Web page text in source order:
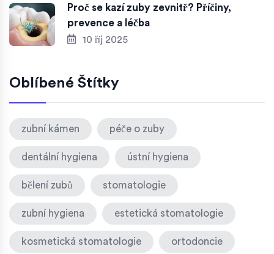
Proč se kazí zuby zevnitř? Příčiny,
prevence a léčba
10 říj 2025
Oblíbené Štítky
zubní kámen péče o zuby
dentální hygiena ústní hygiena
bělení zubů stomatologie
zubní hygiena estetická stomatologie
kosmetická stomatologie ortodoncie